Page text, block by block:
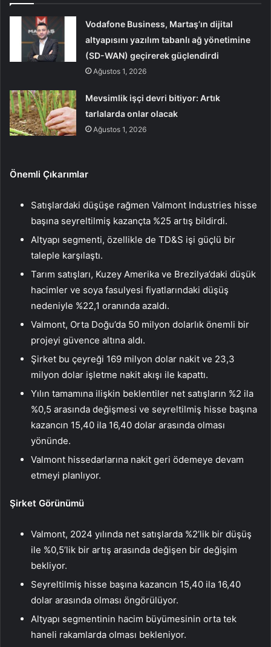
Vodafone Business, Martaş’ın dijital
altyapısını yazılım tabanlı ağ yönetimine
(SD-WAN) geçirerek güçlendirdi
Ağustos 1, 2026
Mevsimlik işçi devri bitiyor: Artık
tarlalarda onlar olacak
Ağustos 1, 2026
Önemli Çıkarımlar
Satışlardaki düşüşe rağmen Valmont Industries hisse
başına seyreltilmiş kazançta %25 artış bildirdi.
Altyapı segmenti, özellikle de TD&S işi güçlü bir
taleple karşılaştı.
Tarım satışları, Kuzey Amerika ve Brezilya’daki düşük
hacimler ve soya fasulyesi fiyatlarındaki düşüş
nedeniyle %22,1 oranında azaldı.
Valmont, Orta Doğu’da 50 milyon dolarlık önemli bir
projeyi güvence altına aldı.
Şirket bu çeyreği 169 milyon dolar nakit ve 23,3
milyon dolar işletme nakit akışı ile kapattı.
Yılın tamamına ilişkin beklentiler net satışların %2 ila
%0,5 arasında değişmesi ve seyreltilmiş hisse başına
kazancın 15,40 ila 16,40 dolar arasında olması
yönünde.
Valmont hissedarlarına nakit geri ödemeye devam
etmeyi planlıyor.
Şirket Görünümü
Valmont, 2024 yılında net satışlarda %2’lik bir düşüş
ile %0,5’lik bir artış arasında değişen bir değişim
bekliyor.
Seyreltilmiş hisse başına kazancın 15,40 ila 16,40
dolar arasında olması öngörülüyor.
Altyapı segmentinin hacim büyümesinin orta tek
haneli rakamlarda olması bekleniyor.